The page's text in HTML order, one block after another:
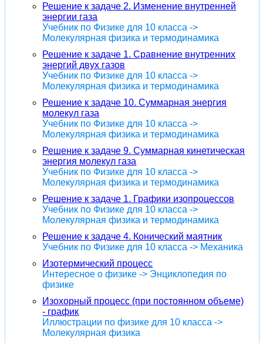
Решение к задаче 2. Изменение внутренней
энергии газа
Учебник по Физике для 10 класса ->
Молекулярная физика и термодинамика
Решение к задаче 1. Сравнение внутренних
энергий двух газов
Учебник по Физике для 10 класса ->
Молекулярная физика и термодинамика
Решение к задаче 10. Суммарная энергия
молекул газа
Учебник по Физике для 10 класса ->
Молекулярная физика и термодинамика
Решение к задаче 9. Суммарная кинетическая
энергия молекул газа
Учебник по Физике для 10 класса ->
Молекулярная физика и термодинамика
Решение к задаче 1. Графики изопроцессов
Учебник по Физике для 10 класса ->
Молекулярная физика и термодинамика
Решение к задаче 4. Конический маятник
Учебник по Физике для 10 класса -> Механика
Изотермический процесс
Интересное о физике -> Энциклопедия по
физике
Изохорный процесс (при постоянном объеме)
- график
Иллюстрации по физике для 10 класса ->
Молекулярная физика